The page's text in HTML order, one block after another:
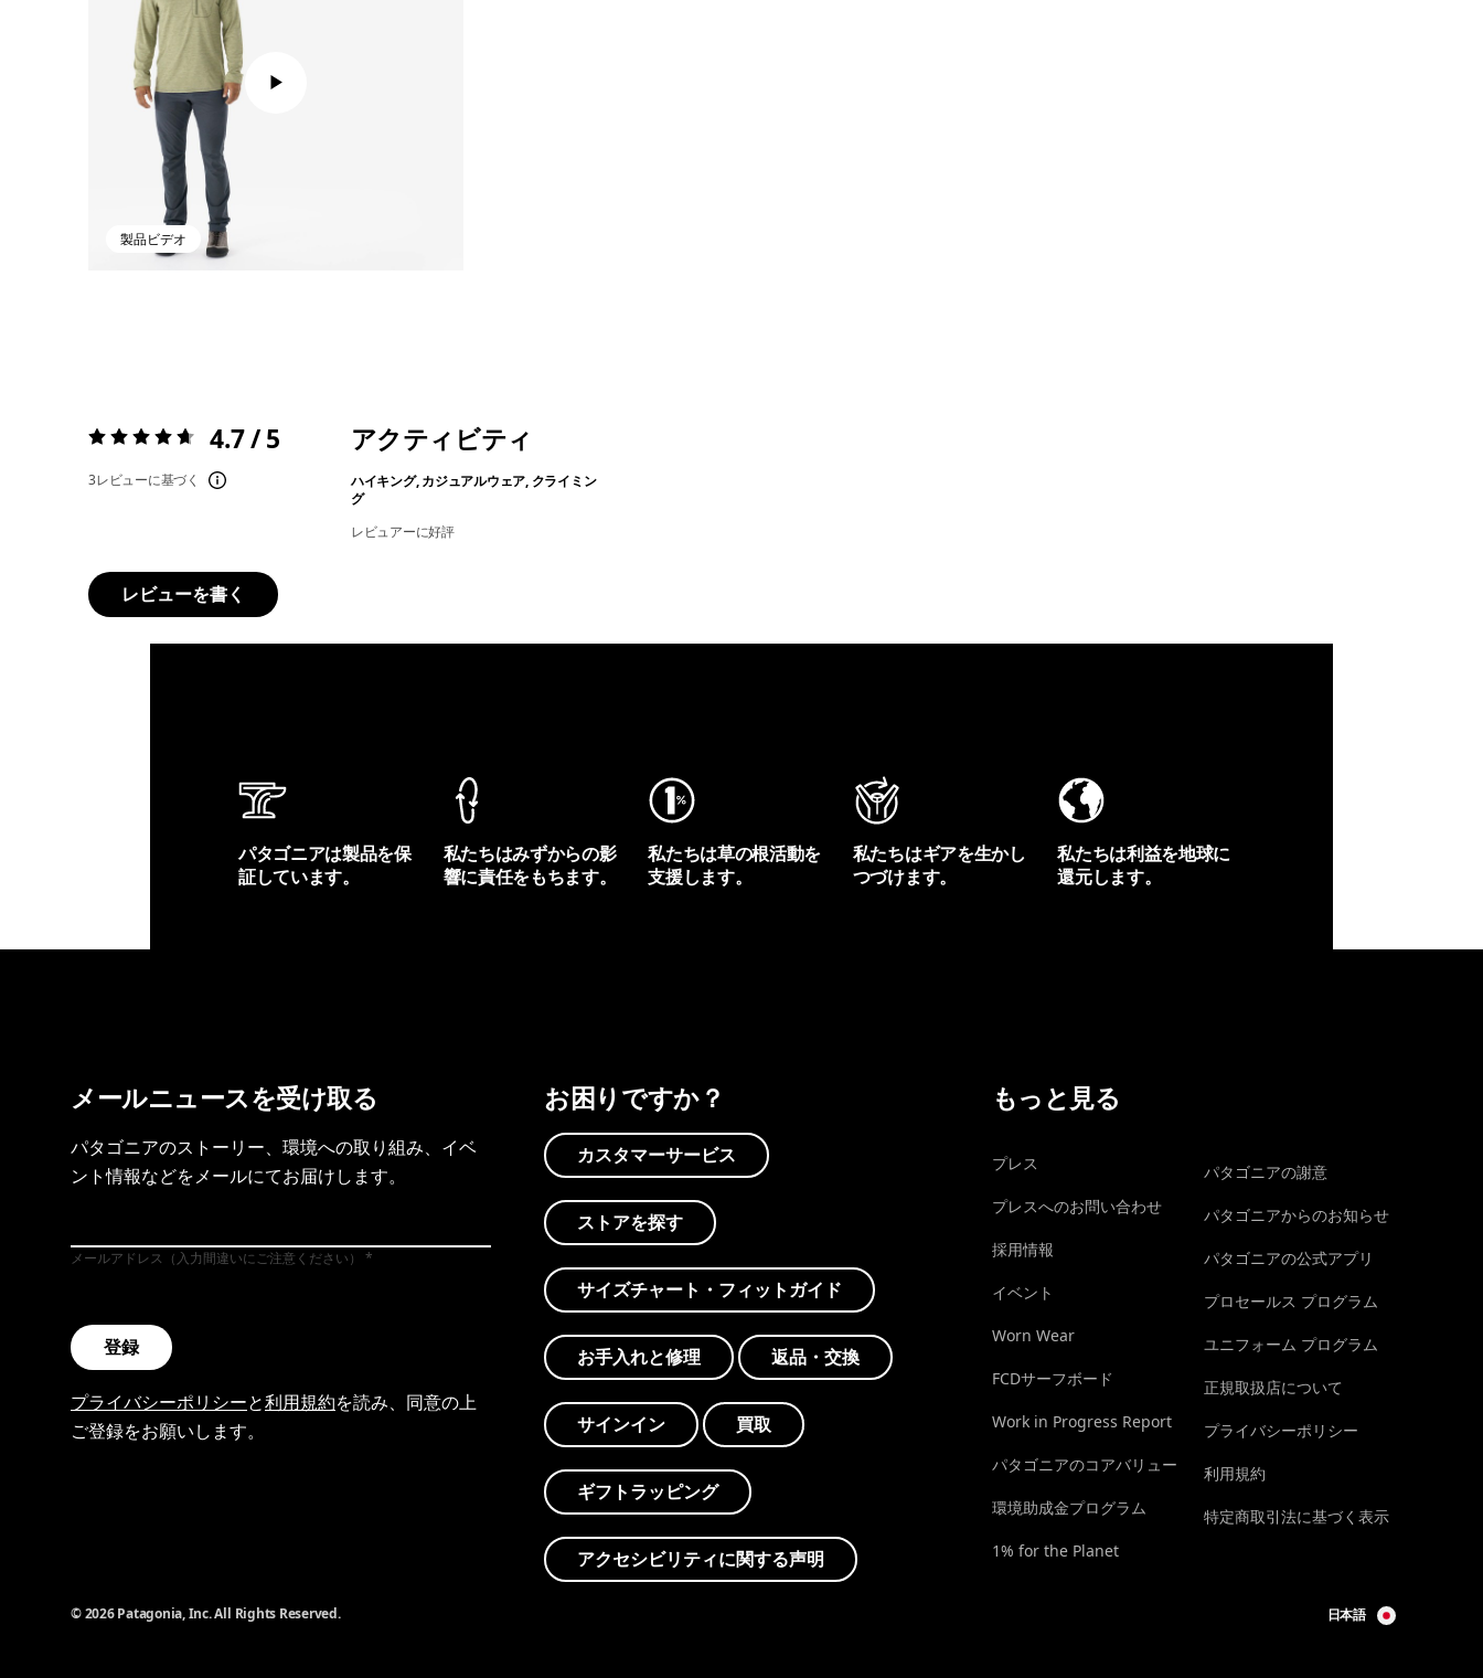
製品ビデオ
評価:4.7 / 5 4.7 / 5
3レビューに基づく
アクティビティ
ハイキング, カジュアルウェア, クライミン
グ
レビュアーに好評
レビューを書く
パタゴニアは製品を保
証しています。
私たちはみずからの影
響に責任をもちます。
私たちは草の根活動を
支援します。
私たちはギアを生かし
つづけます。
私たちは利益を地球に
還元します。
メールニュースを受け取る
パタゴニアのストーリー、環境への取り組み、イベ
ント情報などをメールにてお届けします。
メールアドレス（入力間違いにご注意ください）
登録
プライバシーポリシーと利用規約を読み、同意の上
ご登録をお願いします。
お困りですか？
カスタマーサービス
ストアを探す
サイズチャート・フィットガイド
お手入れと修理 返品・交換
サインイン 買取
ギフトラッピング
アクセシビリティに関する声明
もっと見る
プレス
プレスへのお問い合わせ
採用情報
イベント
Worn Wear
FCDサーフボード
Work in Progress Report
パタゴニアのコアバリュー
環境助成金プログラム
1% for the Planet
パタゴニアの謝意
パタゴニアからのお知らせ
パタゴニアの公式アプリ
プロセールス プログラム
ユニフォーム プログラム
正規取扱店について
プライバシーポリシー
利用規約
特定商取引法に基づく表示
© 2026 Patagonia, Inc. All Rights Reserved. 日本語